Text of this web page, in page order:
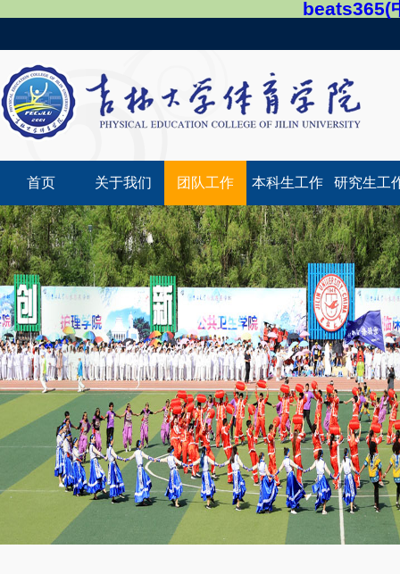
beats365(
首页 关于我们 团队工作 本科生工作 研究生工